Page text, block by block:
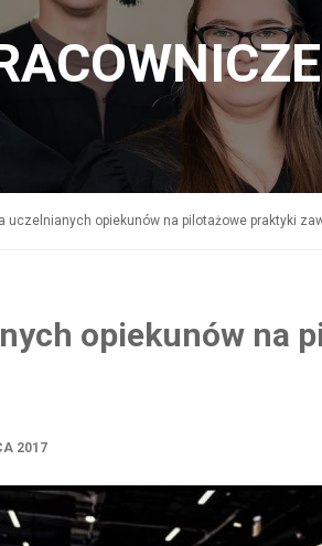
uczelnianych opiekunów na pilotażowe praktyki
opiekunów na
2017